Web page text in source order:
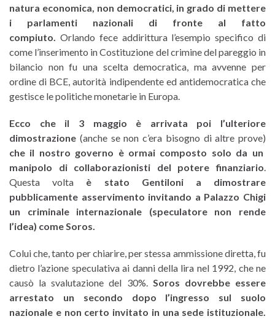
natura economica, non democratici, in grado di mettere
i parlamenti nazionali di fronte al fatto
compiuto. Orlando fece addirittura l’esempio specifico di
come l’inserimento in Costituzione del crimine del pareggio in
bilancio non fu una scelta democratica, ma avvenne per
ordine di BCE, autorità indipendente ed antidemocratica che
gestisce le politiche monetarie in Europa.
Ecco che il 3 maggio è arrivata poi l’ulteriore
dimostrazione (anche se non c’era bisogno di altre prove)
che il nostro governo è ormai composto solo da un
manipolo di collaborazionisti del potere finanziario.
Questa volta è stato Gentiloni a dimostrare
pubblicamente asservimento invitando a Palazzo Chigi
un criminale internazionale (speculatore non rende
l’idea) come Soros.
Colui che, tanto per chiarire, per stessa ammissione diretta, fu
dietro l’azione speculativa ai danni della lira nel 1992, che ne
causò la svalutazione del 30%. Soros dovrebbe essere
arrestato un secondo dopo l’ingresso sul suolo
nazionale e non certo invitato in una sede istituzionale.